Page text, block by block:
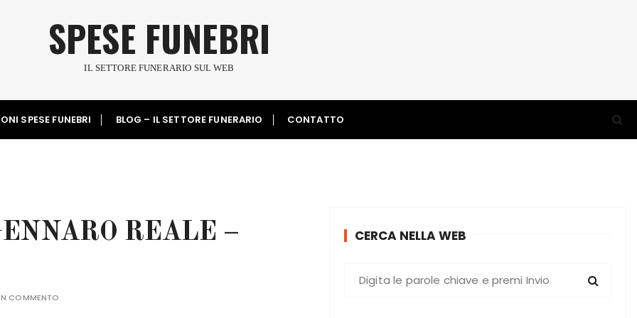
SPESE FUNEBRI
IL SETTORE FUNERARIO SUL WEB
SPESE FUNEBRI BLOG – IL SETTORE FUNERARIO CONTATTO
REALE –
COMMENTO
CERCA NELLA WEB